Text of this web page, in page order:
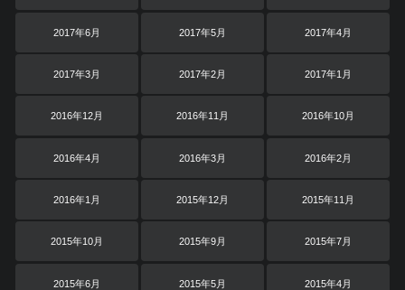
2017年6月 2017年5月 2017年4月
2017年3月 2017年2月 2017年1月
2016年12月 2016年11月 2016年10月
2016年4月 2016年3月 2016年2月
2016年1月 2015年12月 2015年11月
2015年10月 2015年9月 2015年7月
2015年6月 2015年5月 2015年4月